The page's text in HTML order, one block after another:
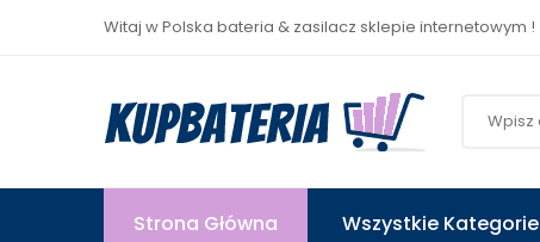
Witaj w Polska bateria & zasilacz sklepie internetowym !
Strona Główna Wszystkie Kategorie